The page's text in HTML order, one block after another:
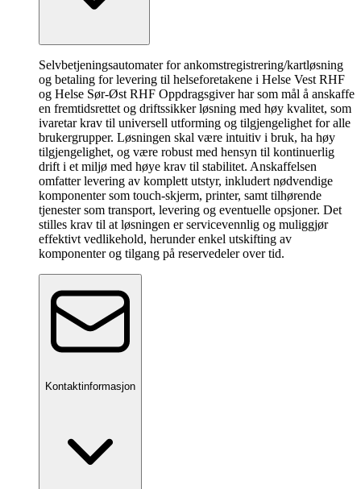
Selvbetjeningsautomater for ankomstregistrering/kartløsning
og betaling for levering til helseforetakene i Helse Vest RHF
og Helse Sør-Øst RHF Oppdragsgiver har som mål å anskaffe
en fremtidsrettet og driftssikker løsning med høy kvalitet, som
ivaretar krav til universell utforming og tilgjengelighet for alle
brukergrupper. Løsningen skal være intuitiv i bruk, ha høy
tilgjengelighet, og være robust med hensyn til kontinuerlig
drift i et miljø med høye krav til stabilitet. Anskaffelsen
omfatter levering av komplett utstyr, inkludert nødvendige
komponenter som touch-skjerm, printer, samt tilhørende
tjenester som transport, levering og eventuelle opsjoner. Det
stilles krav til at løsningen er servicevennlig og muliggjør
effektivt vedlikehold, herunder enkel utskifting av
komponenter og tilgang på reservedeler over tid.
Kontaktinformasjon